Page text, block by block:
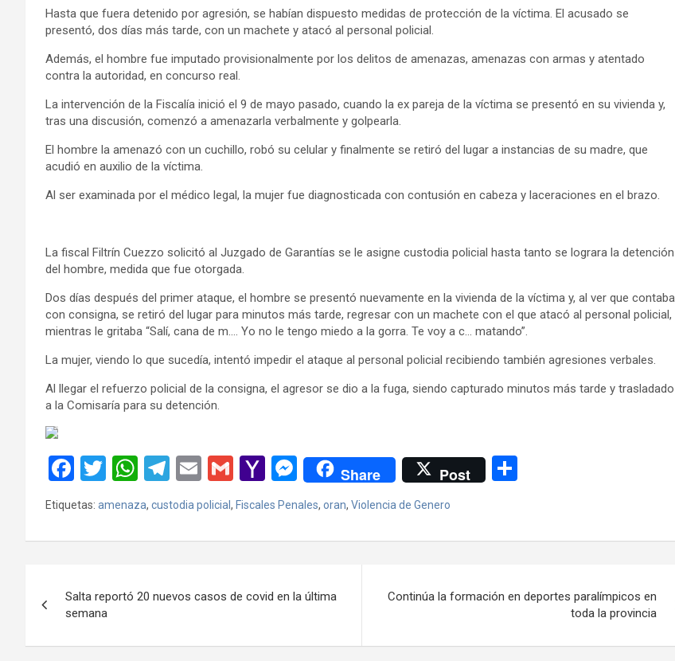
Hasta que fuera detenido por agresión, se habían dispuesto medidas de protección de la víctima. El acusado se
presentó, dos días más tarde, con un machete y atacó al personal policial.
Además, el hombre fue imputado provisionalmente por los delitos de amenazas, amenazas con armas y atentado
contra la autoridad, en concurso real.
La intervención de la Fiscalía inició el 9 de mayo pasado, cuando la ex pareja de la víctima se presentó en su vivienda y,
tras una discusión, comenzó a amenazarla verbalmente y golpearla.
El hombre la amenazó con un cuchillo, robó su celular y finalmente se retiró del lugar a instancias de su madre, que
acudió en auxilio de la víctima.
Al ser examinada por el médico legal, la mujer fue diagnosticada con contusión en cabeza y laceraciones en el brazo.
La fiscal Filtrín Cuezzo solicitó al Juzgado de Garantías se le asigne custodia policial hasta tanto se lograra la detención
del hombre, medida que fue otorgada.
Dos días después del primer ataque, el hombre se presentó nuevamente en la vivienda de la víctima y, al ver que contaba
con consigna, se retiró del lugar para minutos más tarde, regresar con un machete con el que atacó al personal policial,
mientras le gritaba “Salí, cana de m…. Yo no le tengo miedo a la gorra. Te voy a c… matando”.
La mujer, viendo lo que sucedía, intentó impedir el ataque al personal policial recibiendo también agresiones verbales.
Al llegar el refuerzo policial de la consigna, el agresor se dio a la fuga, siendo capturado minutos más tarde y trasladado
a la Comisaría para su detención.
F
a
ce
b
o
k
T
tt
er
W
at
s
p
T
el
e
gr
m
E
m
ail
G
m
ail
Y
a
h
o
M
M
es
se
n
er
Share Post
p
tir
Etiquetas: amenaza, custodia policial, Fiscales Penales, oran, Violencia de Genero
de
entradas
Salta reportó 20 nuevos casos de covid en la última
semana
Continúa la formación en deportes paralímpicos en
toda la provincia